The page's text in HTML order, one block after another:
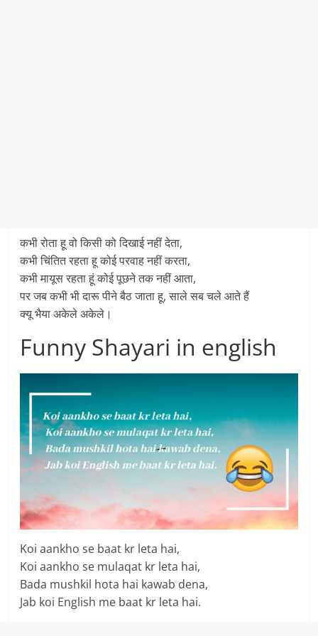
कभी रोता हू वो किसी को दिखाई नहीं देता,
कभी चिंतित रहता हू कोई परवाह नहीं करता,
कभी मायूस रहता हूं कोई पूछने तक नहीं आता,
पर जब कभी भी दारू पीने बैठ जाता हू, साले सब चले आते हैं
क्यू भैया अकेले अकेले।
Funny Shayari in english
Koi aankho se baat kr leta hai,
Koi aankho se mulaqat kr leta hai,
Bada mushkil hota hai kawab dena,
Jab koi English me baat kr leta hai.